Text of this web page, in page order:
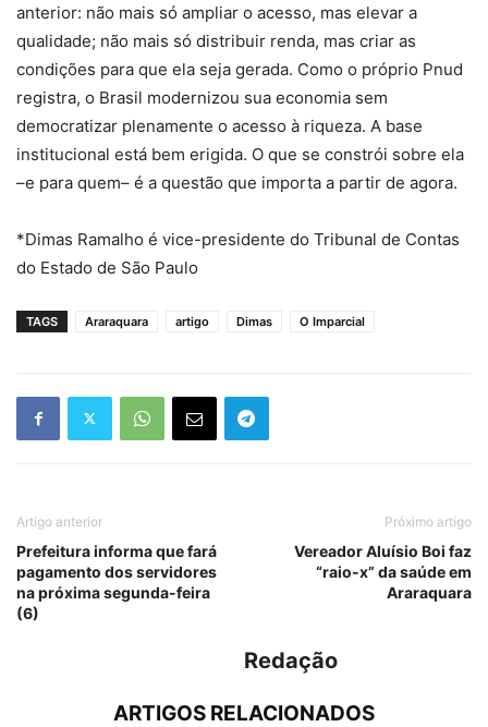
anterior: não mais só ampliar o acesso, mas elevar a
qualidade; não mais só distribuir renda, mas criar as
condições para que ela seja gerada. Como o próprio Pnud
registra, o Brasil modernizou sua economia sem
democratizar plenamente o acesso à riqueza. A base
institucional está bem erigida. O que se constrói sobre ela
–e para quem– é a questão que importa a partir de agora.
*Dimas Ramalho é vice-presidente do Tribunal de Contas
do Estado de São Paulo
TAGS Araraquara artigo Dimas O Imparcial
Artigo anterior
Prefeitura informa que fará
pagamento dos servidores
na próxima segunda-feira
(6)
Próximo artigo
Vereador Aluísio Boi faz
“raio-x” da saúde em
Araraquara
Redação
ARTIGOS RELACIONADOS